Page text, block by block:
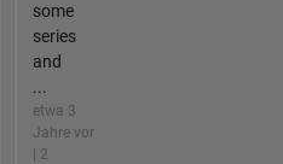
some
series
and
...
etwa 3
Jahre vor
| 2